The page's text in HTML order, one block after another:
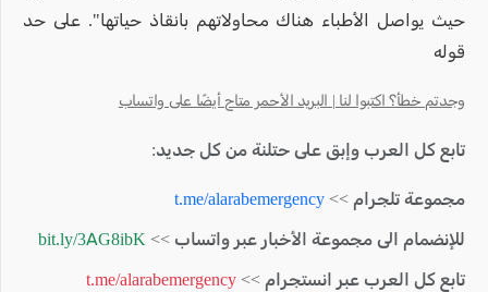
حيث يواصل الأطباء هناك محاولاتهم بانقاذ حياتها". على حد
قوله
وجدتم خطأ؟ اكتبوا لنا | البريد الأحمر متاح أيضًا على واتساب
تابع كل العرب وإبق على حتلنة من كل جديد:
مجموعة تلجرام >> t.me/alarabemergency
للإنضمام الى مجموعة الأخبار عبر واتساب >> bit.ly/3AG8ibK
تابع كل العرب عبر انستجرام >> t.me/alarabemergency